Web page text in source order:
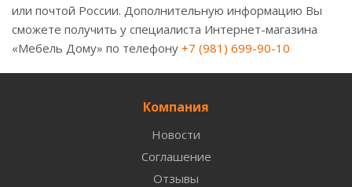
или почтой России. Дополнительную информацию Вы
сможете получить у специалиста Интернет-магазина
«Мебель Дому» по телефону +7 (981) 699-90-10
Компания
Новости
Соглашение
Отзывы